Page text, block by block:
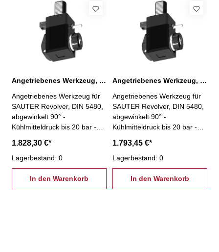
Angetriebenes Werkzeug, VDI 40 ER 32 ohne IK
Angetriebenes Werkzeug für
SAUTER Revolver, DIN 5480,
abgewinkelt 90° -
Kühlmitteldruck bis 20 bar -
geeignet für hohe Drehzahlen
- VDI 40 - ER 32 - ohne
Innenkühlung
1.828,30 €*
Lagerbestand: 0
In den Warenkorb
Angetriebenes Werkzeug, VDI 40 ER 32 ohne IK, kurz
Angetriebenes Werkzeug für
SAUTER Revolver, DIN 5480,
abgewinkelt 90° -
Kühlmitteldruck bis 20 bar -
geeignet für hohe Drehzahlen
- VDI 40 - ER 32 - kurz - ohne
Innenkühlung
1.793,45 €*
Lagerbestand: 0
In den Warenkorb